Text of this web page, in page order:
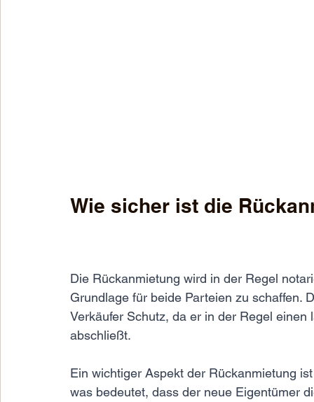
Wie sicher ist die
Die Rückanmietung wird in der Regel
Grundlage für beide Parteien zu schaffen.
Verkäufer Schutz, da er in der Regel
abschließt.
Ein wichtiger Aspekt der Rückanmietung
was bedeutet, dass der neue Eigentümer